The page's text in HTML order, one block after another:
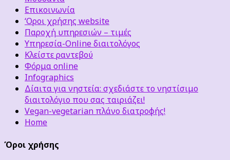
Επικοινωνία
‘Οροι χρήσης website
Παροχή υπηρεσιών – τιμές
Υπηρεσία-Online διαιτολόγος
Κλείστε ραντεβού
Φόρμα online
Infographics
Δίαιτα για νηστεία: σχεδιάστε το νηστίσιμο
διαιτολόγιο που σας ταιριάζει!
Vegan-vegetarian πλάνο διατροφής!
Home
Όροι χρήσης